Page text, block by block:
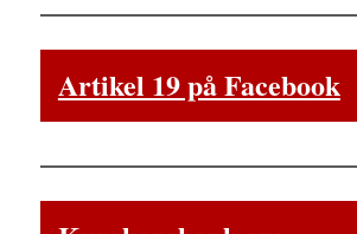
Artikel 19 på Facebook